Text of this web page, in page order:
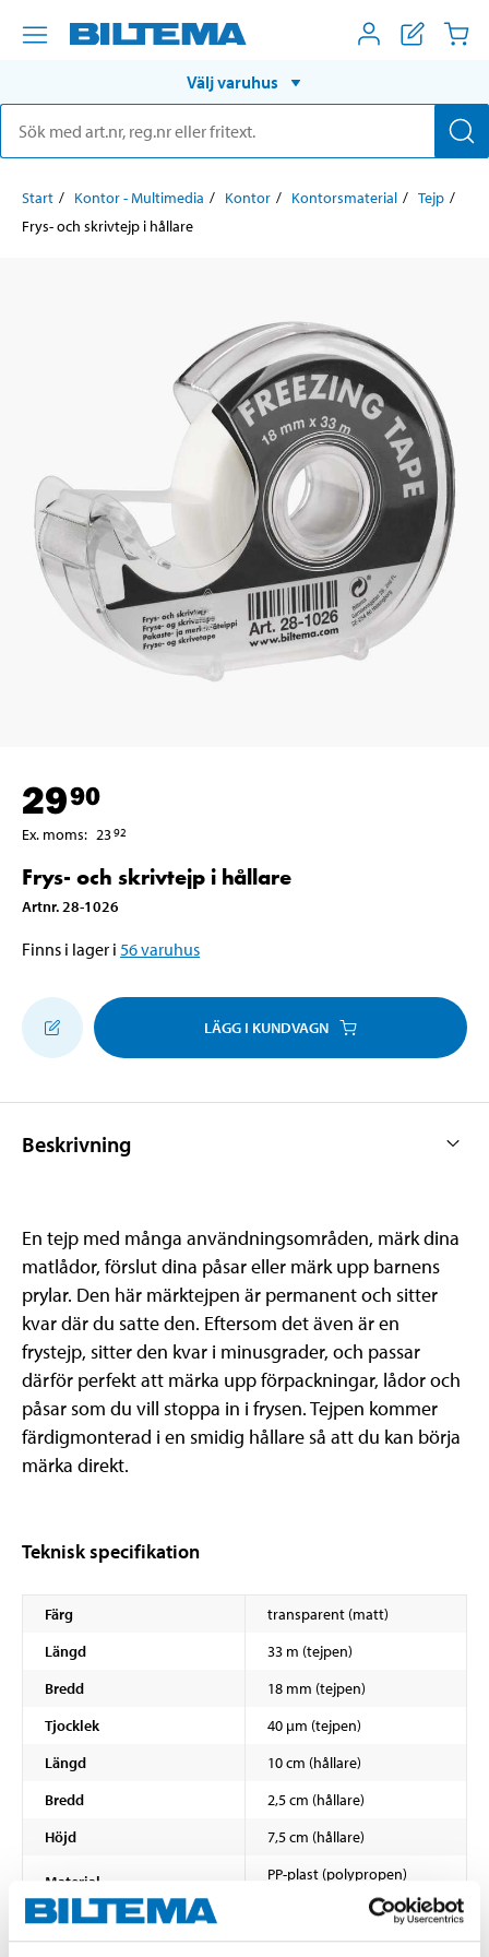
Välj varuhus
Start Kontor - Multimedia Kontor Kontorsmaterial
Tejp
Frys- och skrivtejp i hållare
2990
Ex. moms: 2392
Frys- och skrivtejp i hållare
Artnr. 28-1026
Finns i lager i 56varuhus
LÄGG I KUNDVAGN
Beskrivning
En tejp med många användningsområden, märk dina
matlådor, förslut dina påsar eller märk upp barnens
prylar. Den här märktejpen är permanent och sitter
kvar där du satte den. Eftersom det även är en
frystejp, sitter den kvar i minusgrader, och passar
därför perfekt att märka upp förpackningar, lådor och
påsar som du vill stoppa in i frysen. Tejpen kommer
färdigmonterad i en smidig hållare så att du kan börja
märka direkt.
Teknisk specifikation
Färg
transparent (matt)
Längd
33 m (tejpen)
Bredd
18 mm (tejpen)
Tjocklek
40 µm (tejpen)
Längd
10 cm (hållare)
Bredd
2,5 cm (hållare)
Höjd
7,5 cm (hållare)
Material PP-plast (polypropen)
(avrivningsblad)